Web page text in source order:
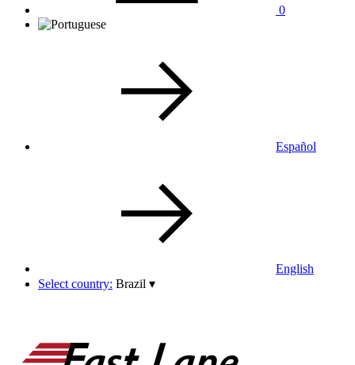
0
Español
English
Select country: Brazil ▾